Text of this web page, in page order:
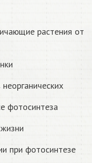
растения от
фотосинтеза
при фотосинтезе